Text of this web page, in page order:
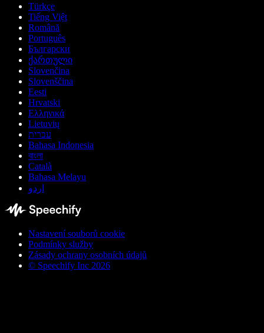
Türkçe
Tiếng Việt
Română
Português
Български
ქართული
Slovenčina
Slovenščina
Eesti
Hrvatski
Ελληνικά
Lietuvių
עברית
Bahasa Indonesia
বাংলা
Català
Bahasa Melayu
اردو
Nastavení souborů cookie
Podmínky služby
Zásady ochrany osobních údajů
© Speechify Inc 2026